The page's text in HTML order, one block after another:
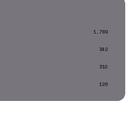
1,789
342
310
126